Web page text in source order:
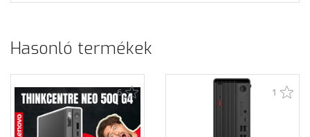
Hasonló termékek
6 1